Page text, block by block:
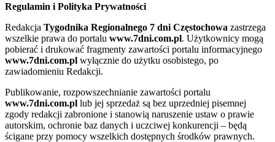
Regulamin i Polityka Prywatności
Redakcja Tygodnika Regionalnego 7 dni Częstochowa zastrzega
wszelkie prawa do portalu www.7dni.com.pl. Użytkownicy mogą
pobierać i drukować fragmenty zawartości portalu informacyjnego
www.7dni.com.pl wyłącznie do użytku osobistego, po
zawiadomieniu Redakcji.
Publikowanie, rozpowszechnianie zawartości portalu
www.7dni.com.pl lub jej sprzedaż są bez uprzedniej pisemnej
zgody redakcji zabronione i stanowią naruszenie ustaw o prawie
autorskim, ochronie baz danych i uczciwej konkurencji – będą
ścigane przy pomocy wszelkich dostępnych środków prawnych.